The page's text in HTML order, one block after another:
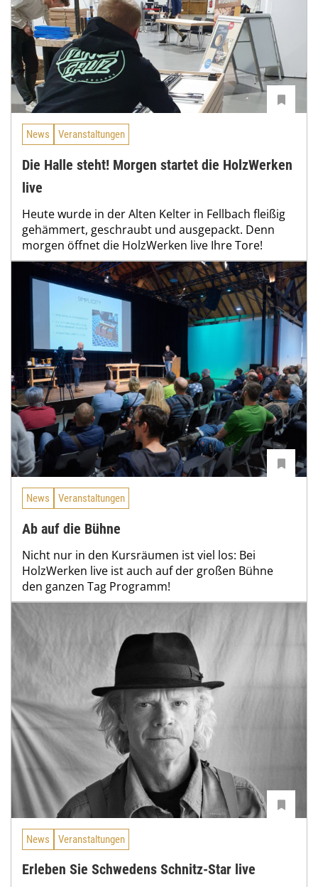
News Veranstaltungen
Die Halle steht! Morgen startet die HolzWerken
live
Heute wurde in der Alten Kelter in Fellbach fleißig
gehämmert, geschraubt und ausgepackt. Denn
morgen öffnet die HolzWerken live Ihre Tore!
News Veranstaltungen
Ab auf die Bühne
Nicht nur in den Kursräumen ist viel los: Bei
HolzWerken live ist auch auf der großen Bühne
den ganzen Tag Programm!
News Veranstaltungen
Erleben Sie Schwedens Schnitz-Star live